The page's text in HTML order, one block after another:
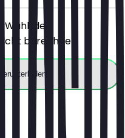
der
berechnet.